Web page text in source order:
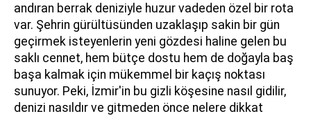
andıran berrak deniziyle huzur vadeden özel bir rota
var. Şehrin gürültüsünden uzaklaşıp sakin bir gün
geçirmek isteyenlerin yeni gözdesi haline gelen bu
saklı cennet, hem bütçe dostu hem de doğayla baş
başa kalmak için mükemmel bir kaçış noktası
sunuyor. Peki, İzmir'in bu gizli köşesine nasıl gidilir,
denizi nasıldır ve gitmeden önce nelere dikkat